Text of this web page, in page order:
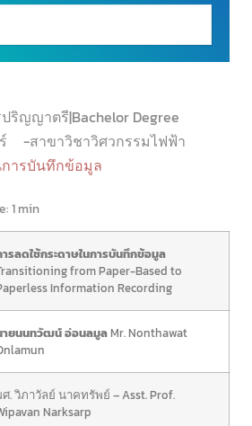
ริญญาตรี|Bachelor Degree
-สาขาวิชาวิศวกรรมไฟฟ้า
ารบันทึกข้อมูล
1 min
รลดใช้กระดาษในการบันทึกข้อมูล
from Paper-Based to
Information Recording
ยนนทวัฒน์ อ่อนลมูลMr. Nonthawat
ศ. วิภาวัลย์ นาคทรัพย์ – Asst. Prof.
Narksarp